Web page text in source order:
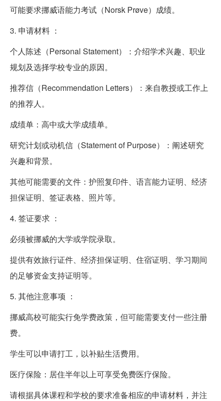
可能要求挪威语能力考试（Norsk Prøve）成绩。
3. 申请材料 ：
个人陈述（Personal Statement）：介绍学术兴趣、职业
规划及选择学校专业的原因。
推荐信（Recommendation Letters）：来自教授或工作上
的推荐人。
成绩单：高中或大学成绩单。
研究计划或动机信（Statement of Purpose）：阐述研究
兴趣和背景。
其他可能需要的文件：护照复印件、语言能力证明、经济
担保证明、签证表格、照片等。
4. 签证要求 ：
必须被挪威的大学或学院录取。
提供有效旅行证件、经济担保证明、住宿证明、学习期间
的足够资金支持证明等。
5. 其他注意事项 ：
挪威高校可能实行免学费政策，但可能需要支付一些注册
费。
学生可以申请打工，以补贴生活费用。
医疗保险：居住半年以上可享受免费医疗保险。
请根据具体课程和学校的要求准备相应的申请材料，并注